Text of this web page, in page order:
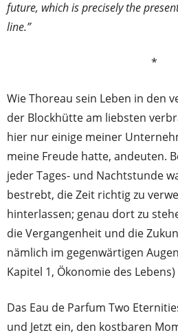
future, which is precisely the
line.”
*
Wie Thoreau sein Leben in den
der Blockhütte am liebsten
hier nur einige meiner
meine Freude hatte, andeuten.
jeder Tages- und Nachtstunde
bestrebt, die Zeit richtig zu
hinterlassen; genau dort zu
die Vergangenheit und die
nämlich im gegenwärtigen
Kapitel 1, Ökonomie des Lebens)
Das Eau de Parfum Two
und Jetzt ein, den kostbaren